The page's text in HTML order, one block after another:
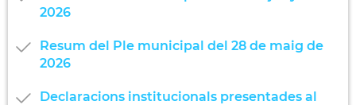
2026
Resum del Ple municipal del 28 de maig de
2026
Declaracions institucionals presentades al